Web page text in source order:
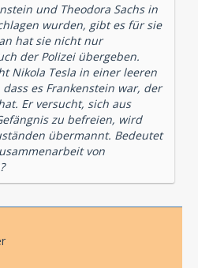
und Theodora Sachs in
wurden, gibt es für sie
hat sie nicht nur
der Polizei übergeben.
Nikola Tesla in einer leeren
es Frankenstein war, der
Er versucht, sich aus
zu befreien, wird
übermannt. Bedeutet
von